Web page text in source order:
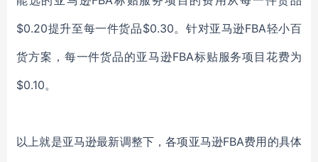
$0.20提升至每一件货品$0.30。针对亚马逊FBA轻小百
货方案，每一件货品的亚马逊FBA标贴服务项目花费为
$0.10。
以上就是亚马逊最新调整下，各项亚马逊FBA费用的具体